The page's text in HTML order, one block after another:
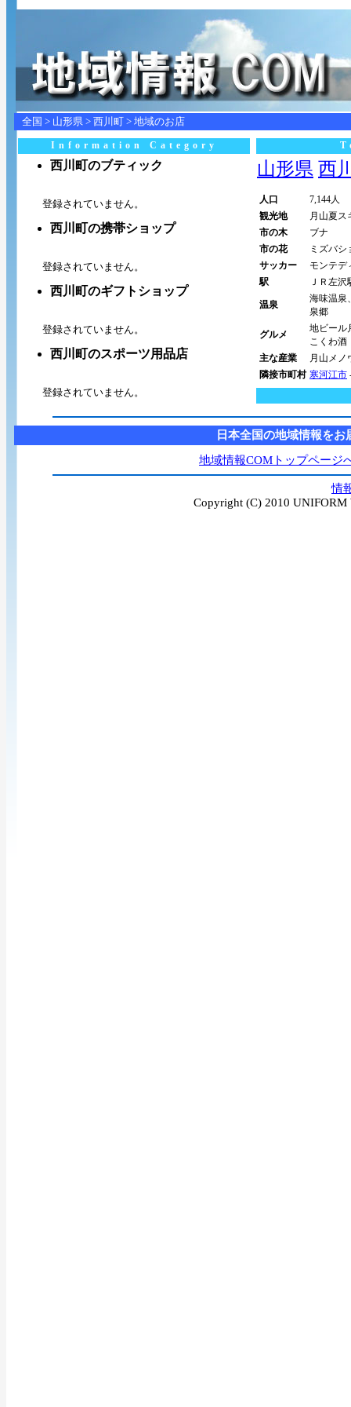
全国 > 山形県 > 西川町 > 地域のお店
Information Category
西川町のブティック
登録されていません。
西川町の携帯ショップ
登録されていません。
西川町のギフトショップ
登録されていません。
西川町のスポーツ用品店
登録されていません。
山形県 西
人口
7,144人
観光地
月山夏ス
市の木
ブナ
市の花
ミズバシ
サッカー
モンテデ
駅
ＪＲ左
温泉
海味温泉
泉郷
グルメ
地ビール
こくわ酒
主な産業
月山メノ
隣接市町村 寒河江市
日本全国の地域情報をお
地域情報COMトップページ
情
Copyright (C) 2010